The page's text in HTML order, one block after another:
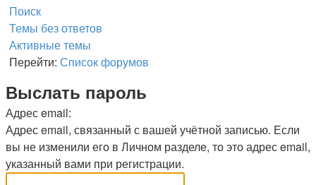
Поиск
Темы без ответов
Активные темы
Перейти: Список форумов
Выслать пароль
Адрес email:
Адрес email, связанный с вашей учётной записью. Если
вы не изменили его в Личном разделе, то это адрес email,
указанный вами при регистрации.